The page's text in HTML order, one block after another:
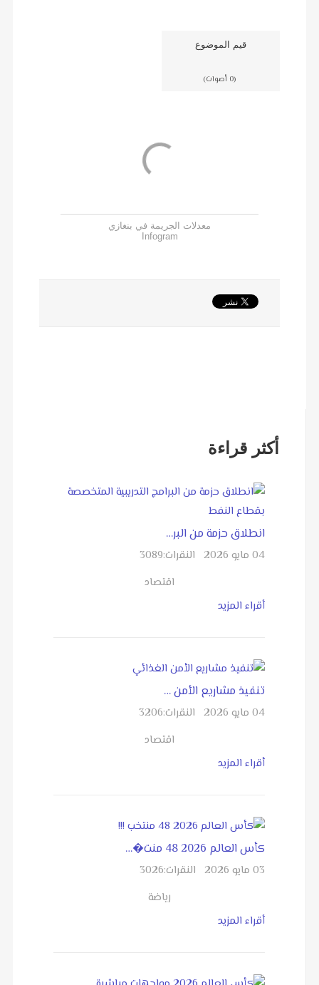
قيم الموضوع
(0 أصوات)
معدلات الجريمة في بنغازي
Infogram
أكثر قراءة
انطلاق حزمة من البر…
04 مايو 2026 النقرات:3089
اقتصاد
أقراء المزيد
تنفيذ مشاريع الأمن …
04 مايو 2026 النقرات:3206
اقتصاد
أقراء المزيد
كأس العالم 2026 48 منت�…
03 مايو 2026 النقرات:3026
رياضة
أقراء المزيد